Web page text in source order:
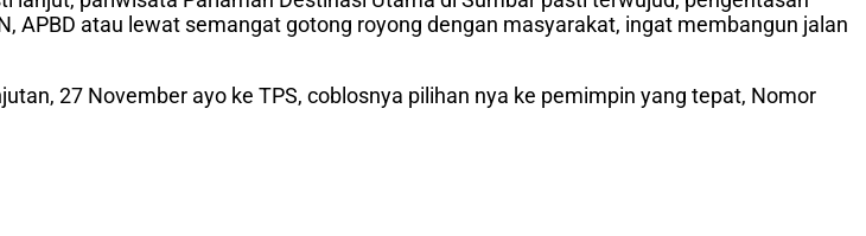
APBD atau lewat semangat gotong royong dengan masyarakat, ingat membangun jalan
27 November ayo ke TPS, coblosnya pilihan nya ke pemimpin yang tepat, Nomor